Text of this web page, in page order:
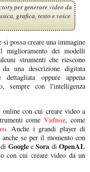
per generare video da
grafica, testo e voice
possa creare una immagine
miglioramento dei modelli
strumenti che riescono
una descrizione digitata
oppure appena
sempre con l'intelligenza
con cui creare video a
comeVidnoz, come
. Anche i grandi player di
se per il momento con
di Googlee Sora diOpenAI.
con cui creare video da un